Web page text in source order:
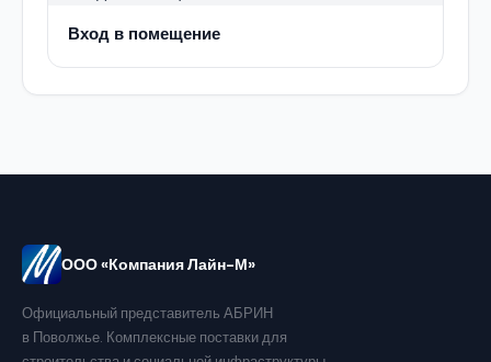
Вход в помещение
ООО «Компания Лайн-М»
Официальный представитель АБРИН
в Поволжье. Комплексные поставки для